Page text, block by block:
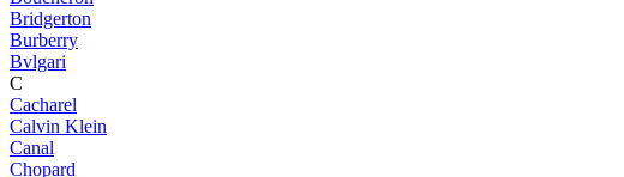
Bridgerton
Burberry
Bvlgari
C
Cacharel
Calvin Klein
Canal
Chopard